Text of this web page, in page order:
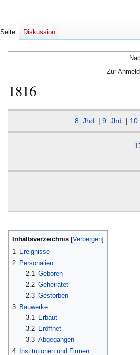
Zur
1816
8. Jhd. | 9. Jhd. |
Inhaltsverzeichnis
1 Ereignisse
2 Personalien
2.1 Geboren
2.2 Geheiratet
2.3 Gestorben
3 Bauwerke
3.1
Erbaut
3.2
Eröffnet
3.3 Abgegangen
4 Institutionen und Firmen
Seite Diskussion